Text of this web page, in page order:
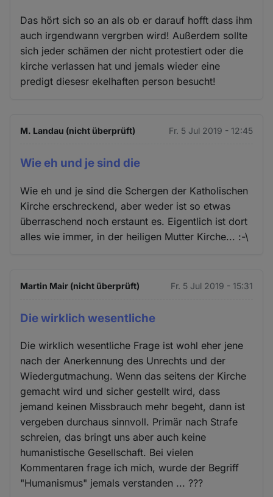
Das hört sich so an als ob er darauf hofft dass ihm
auch irgendwann vergrben wird! Außerdem sollte
sich jeder schämen der nicht protestiert oder die
kirche verlassen hat und jemals wieder eine
predigt diesesr ekelhaften person besucht!
M. Landau (nicht überprüft) Fr. 5 Jul 2019 - 12:45
Wie eh und je sind die
Wie eh und je sind die Schergen der Katholischen
Kirche erschreckend, aber weder ist so etwas
überraschend noch erstaunt es. Eigentlich ist dort
alles wie immer, in der heiligen Mutter Kirche... :-\
Martin Mair (nicht überprüft) Fr. 5 Jul 2019 - 15:31
Die wirklich wesentliche
Die wirklich wesentliche Frage ist wohl eher jene
nach der Anerkennung des Unrechts und der
Wiedergutmachung. Wenn das seitens der Kirche
gemacht wird und sicher gestellt wird, dass
jemand keinen Missbrauch mehr begeht, dann ist
vergeben durchaus sinnvoll. Primär nach Strafe
schreien, das bringt uns aber auch keine
humanistische Gesellschaft. Bei vielen
Kommentaren frage ich mich, wurde der Begriff
"Humanismus" jemals verstanden ... ???